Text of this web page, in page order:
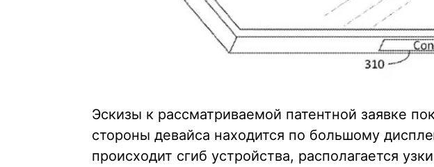
Эскизы к рассматриваемой патентной заявке
стороны девайса находится по большому
происходит сгиб устройства, располагается